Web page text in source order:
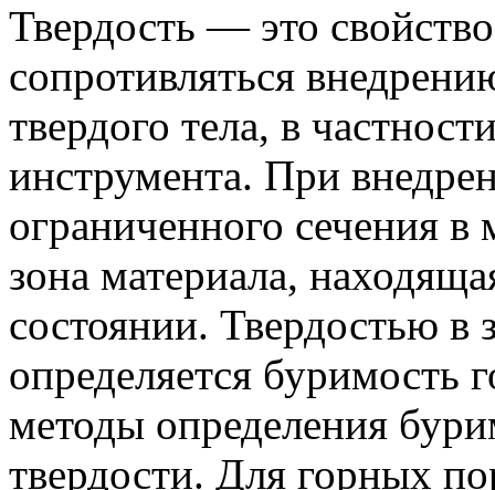
Твердость — это
сопротивляться
твердого тела, в
инструмента. При
ограниченного сечения в
зона материала,
состоянии. Твердостью в
определяется
методы определения
твердости. Для горных